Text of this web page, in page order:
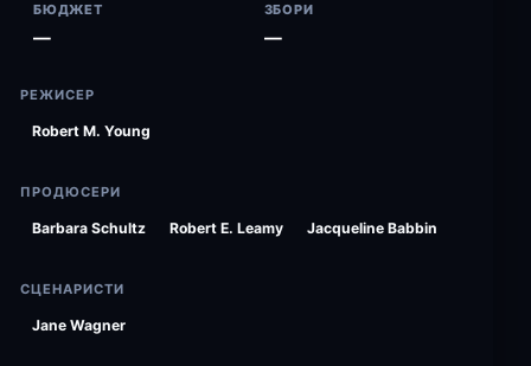
БЮДЖЕТ
—
ЗБОРИ
—
РЕЖИСЕР
Robert M. Young
ПРОДЮСЕРИ
Barbara Schultz Robert E. Leamy Jacqueline Babbin
СЦЕНАРИСТИ
Jane Wagner